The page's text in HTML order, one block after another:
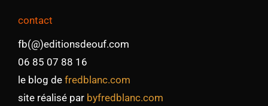
contact
fb(@)editionsdeouf.com
06 85 07 88 16
le blog de fredblanc.com
site réalisé par byfredblanc.com